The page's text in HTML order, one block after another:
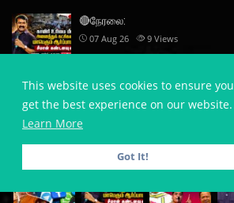
This website uses cookies to ensure you
get the best experience on our website.
Learn More
Got It!
🔴நேரலை:
07 Aug 26 9 Views
சுகிசி�
06 Aug 26
POSTS GALLERY